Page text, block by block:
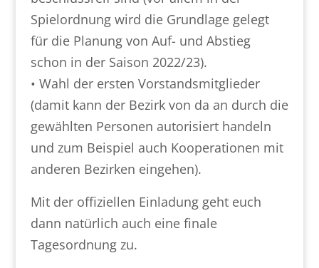
Spielordnung wird die Grundlage gelegt
für die Planung von Auf- und Abstieg
schon in der Saison 2022/23).
• Wahl der ersten Vorstandsmitglieder
(damit kann der Bezirk von da an durch die
gewählten Personen autorisiert handeln
und zum Beispiel auch Kooperationen mit
anderen Bezirken eingehen).
Mit der offiziellen Einladung geht euch
dann natürlich auch eine finale
Tagesordnung zu.